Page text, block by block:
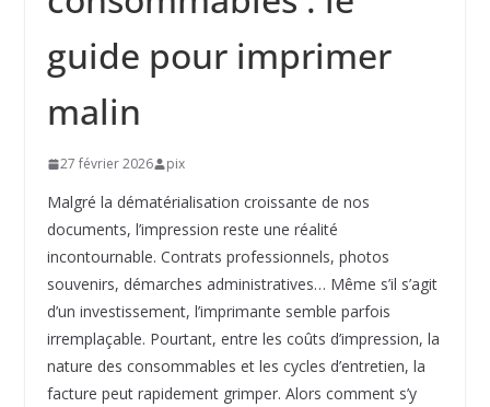
guide pour imprimer
malin
27 février 2026 pix
Malgré la dématérialisation croissante de nos
documents, l’impression reste une réalité
incontournable. Contrats professionnels, photos
souvenirs, démarches administratives… Même s’il s’agit
d’un investissement, l’imprimante semble parfois
irremplaçable. Pourtant, entre les coûts d’impression, la
nature des consommables et les cycles d’entretien, la
facture peut rapidement grimper. Alors comment s’y